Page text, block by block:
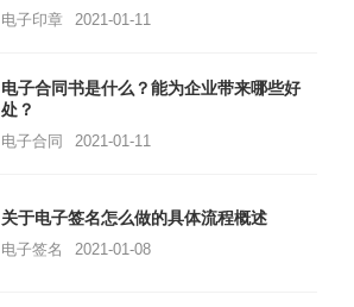
电子印章 2021-01-11
电子合同书是什么？能为企业带来哪些好
处？
电子合同 2021-01-11
关于电子签名怎么做的具体流程概述
电子签名 2021-01-08